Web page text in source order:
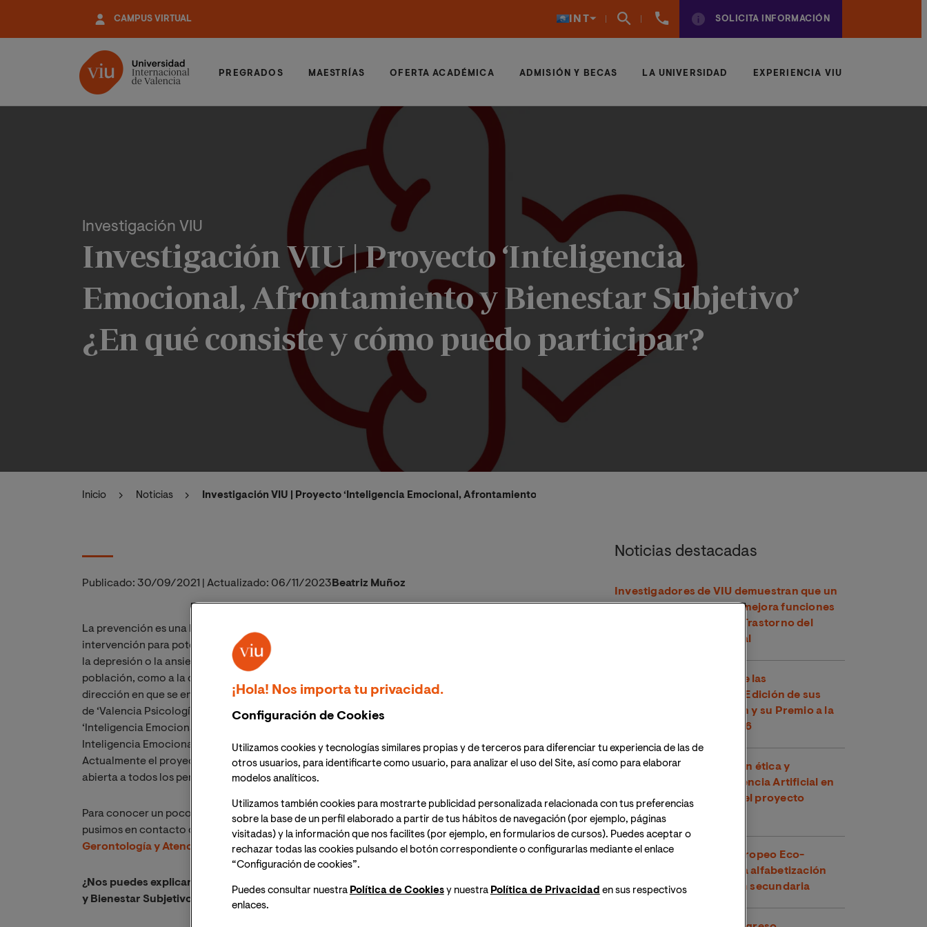
contenido
CAMPUS VIRTUAL INT
961
SOLICITA INFORMACIÓN
PREGRADOS MAESTRÍAS OFERTA ACADÉMICA ADMISIÓN Y BECAS LA UNIVERSIDAD EXPERIENCIA VIU
Investigación VIU
Investigación VIU | Proyecto ‘Inteligencia
Emocional, Afrontamiento y Bienestar Subjetivo’
¿En qué consiste y cómo puedo participar?
Inicio Noticias Investigación VIU | Proyecto ‘Inteligencia Emocional, Afrontamiento y Bienestar Subjetivo’ ¿En qué consiste y cómo puedo participar?
Publicado: 30/09/2021 Actualizado: 06/11/2023 Beatriz Muñoz
La prevención es una línea de trabajo fundamental en salud mental. Crear estrategias de
intervención para potenciar las habilidades emocionales que ayudan a proteger de trastornos como
la depresión o la ansiedad, es una necesidad fundamental, tanto de cara al bienestar general de la
población, como a la optimización de los recursos de la salud pública. Precisamente esa es la
dirección en que se encuentra trabajando el grupo de investigación de la Universidad Internacional
de ‘Valencia Psicología positiva, fortalezas y desarrollo evolutivo’ (PSIPOFDE) con su proyecto
‘Inteligencia Emocional, Afrontamiento y Bienestar Subjetivo’, que busca conocer la influencia de la
Inteligencia Emocional en el éxito en la adaptación en el día a día y el bienestar y salud psicológica.
Actualmente el proyecto se encuentra en fase de recogida de datos y la participación es simple y
abierta a todos los perfiles.
Para conocer un poco más acerca del proyecto, su importancia y cómo podemos participar, nos
pusimos en contacto con la Dra. Iraida Delhom Peris, directora de laMaestría Oficial en
Gerontología y Atención Centrada en la Personade VIU e investigadora principal de PSIPOFDE.
¿Nos puedes explicar en qué consiste el proyecto sobre Inteligencia Emocional, Afrontamiento
y Bienestar Subjetivo qué está realizando vuestro grupo de investigación?
Noticias destacadas
Investigadores de VIU demuestran que un
compuesto del té verde mejora funciones
cognitivas en niños con Trastorno del
Espectro Alcohólico Fetal
La Cátedra VIU-NED abre las
convocatorias para la III Edición de sus
Ayudas a la Investigación y su Premio a la
Mejor Tesis Doctoral 2026
VIU impulsa la integración ética y
pedagógica de la Inteligencia Artificial en
Europa participando en el proyecto
EmpowerAId
VIU lidera el proyecto europeo Eco-
Escaper para fomentar la alfabetización
climática en la educación secundaria
¡Hola! Nos importa tu privacidad.
Configuración de Cookies
Utilizamos cookies y tecnologías similares propias y de terceros para diferenciar tu experiencia de las de
otros usuarios, para identificarte como usuario, para analizar el uso del Site, así como para elaborar
modelos analíticos.
Utilizamos también cookies para mostrarte publicidad personalizada relacionada con tus preferencias
sobre la base de un perfil elaborado a partir de tus hábitos de navegación (por ejemplo, páginas
visitadas) y la información que nos facilites (por ejemplo, en formularios de cursos). Puedes aceptar o
rechazar todas las cookies pulsando el botón correspondiente o configurarlas mediante el enlace
“Configuración de cookies”.
Puedes consultar nuestra Política de Cookiesy nuestra Política de Privacidad en sus respectivos
enlaces.